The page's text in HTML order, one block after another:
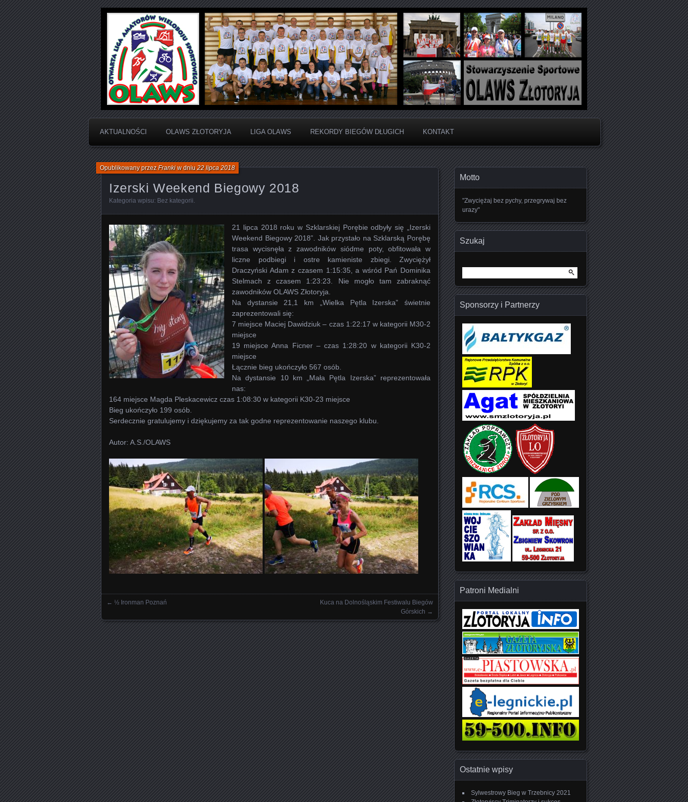
OLAWS | Otwarta Liga Amatorów Wieloboju
Sportowego
Otwarta Liga Amatorów Wieloboju Sportowego
AKTUALNOŚCI OLAWS ZŁOTORYJA LIGA OLAWS REKORDY BIEGÓW DŁUGICH KONTAKT
Izerski Weekend Biegowy 2018
Opublikowany przezFrankiw dniu22 lipca 2018
Kategoria wpisu: Bez kategorii.
21 lipca 2018 roku w Szklarskiej Porębie odbyły się „Izerski
Weekend Biegowy 2018”. Jak przystało na Szklarską Porębę
trasa wycisnęła z zawodników siódme poty, obfitowała w
liczne podbiegi i ostre kamieniste zbiegi. Zwyciężył
Draczyński Adam z czasem 1:15:35, a wśród Pań Dominika
Stelmach z czasem 1:23:23. Nie mogło tam zabraknąć
zawodników OLAWS Złotoryja.
Na dystansie 21,1 km „Wielka Pętla Izerska” świetnie
zaprezentowali się:
7 miejsce Maciej Dawidziuk – czas 1:22:17 w kategorii M30-2
miejsce
19 miejsce Anna Ficner – czas 1:28:20 w kategorii K30-2
miejsce
Łącznie bieg ukończyło 567 osób.
Na dystansie 10 km „Mała Pętla Izerska” reprezentowała
nas:
164 miejsce Magda Pleskacewicz czas 1:08:30 w kategorii K30-23 miejsce
Bieg ukończyło 199 osób.
Serdecznie gratulujemy i dziękujemy za tak godne reprezentowanie naszego klubu.
Autor: A.S./OLAWS
← ½ Ironman Poznań
Kuca na Dolnośląskim Festiwalu Biegów
Górskich →
Motto
"Zwyciężaj bez pychy, przegrywaj bez
urazy"
Szukaj
Sponsorzy i Partnerzy
Patroni Medialni
Ostatnie wpisy
Sylwestrowy Bieg w Trzebnicy 2021